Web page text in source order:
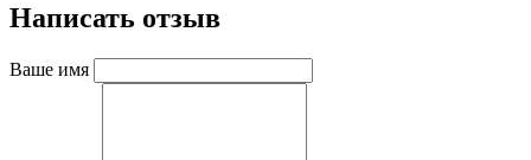
Написать отзыв
Ваше имя